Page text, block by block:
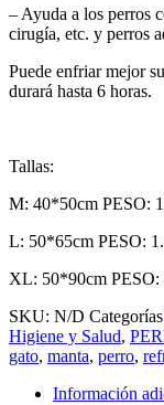
– Ayuda a los perros
cirugía, etc. y perros
Puede enfriar mejor
durará hasta 6 horas.
Tallas:
M: 40*50cm PESO:
L: 50*65cm PESO:
XL: 50*90cm PESO:
SKU: N/D
Higiene y Salud,
gato, manta, perro,
Información